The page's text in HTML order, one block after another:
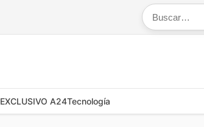
EXCLUSIVO A24Tecnología